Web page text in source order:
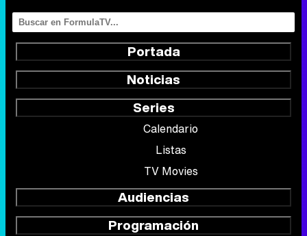
Portada
Noticias
Series
Calendario
Listas
TV Movies
Audiencias
Programación